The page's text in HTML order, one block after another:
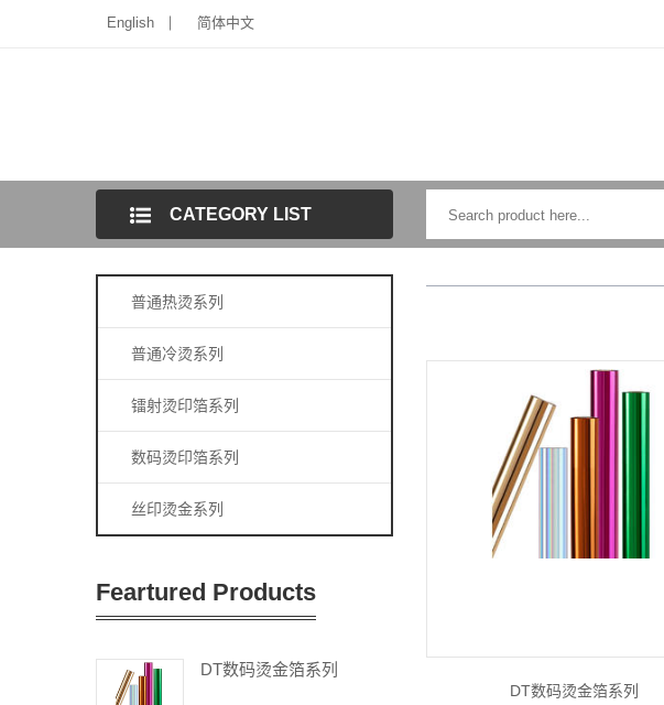
English 简体中文
CATEGORY LIST
普通热烫系列
普通冷烫系列
镭射烫印箔系列
数码烫印箔系列
丝印烫金系列
Feartured Products
DT数码烫金箔系列
DT数码烫金箔系列